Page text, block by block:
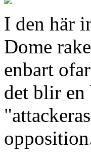
I den här
Dome
enbart
det blir en